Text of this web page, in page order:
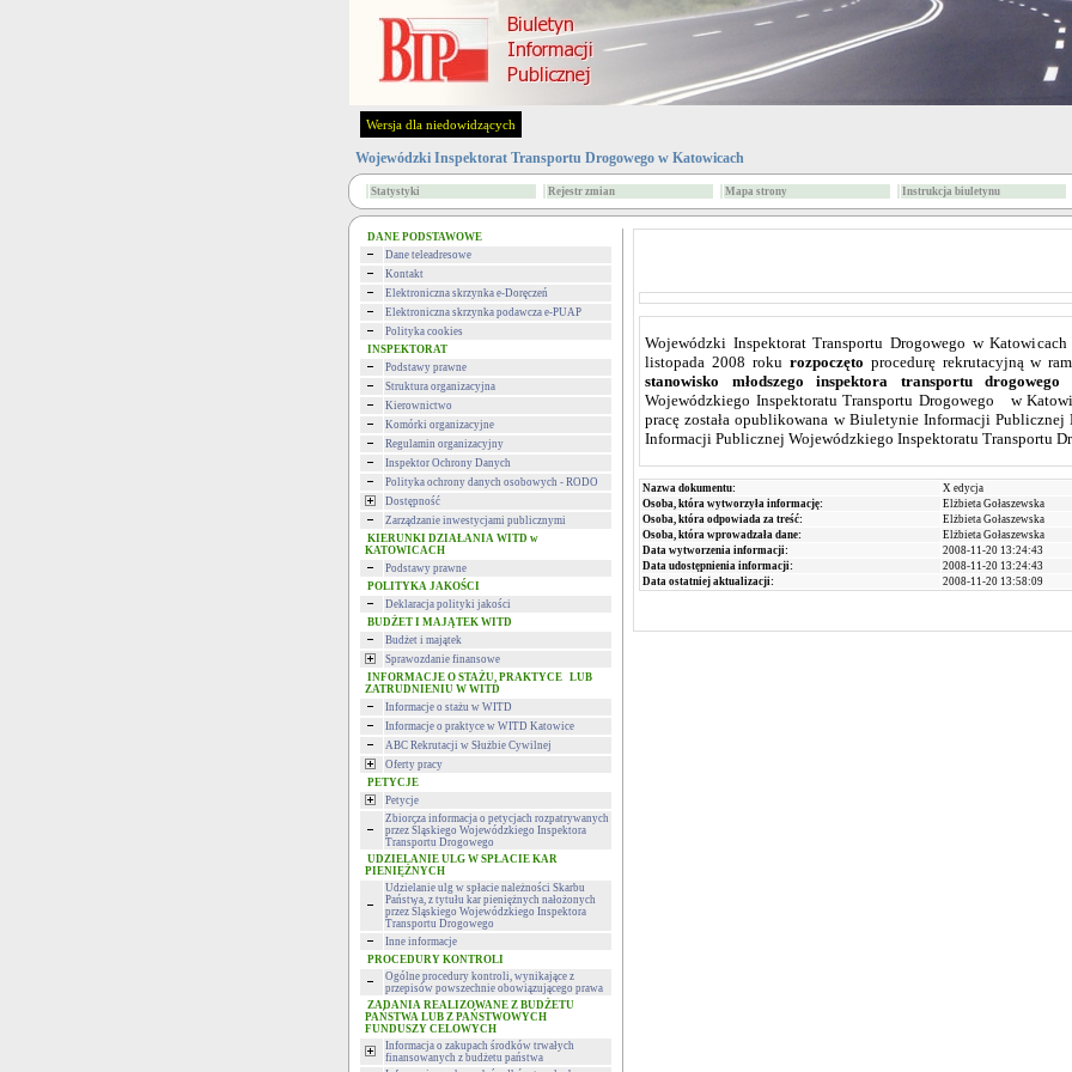
Wersja dla niedowidzących
Wojewódzki Inspektorat Transportu Drogowego w Katowicach
Statystyki Rejestr zmian Mapa strony Instrukcja biuletynu
DANE PODSTAWOWE
Dane teleadresowe
Kontakt
Elektroniczna skrzynka e-Doręczeń
Elektroniczna skrzynka podawcza e-PUAP
Polityka cookies
INSPEKTORAT
Podstawy prawne
Struktura organizacyjna
Kierownictwo
Komórki organizacyjne
Regulamin organizacyjny
Inspektor Ochrony Danych
Polityka ochrony danych osobowych - RODO
Dostępność
Zarządzanie inwestycjami publicznymi
KIERUNKI DZIAŁANIA WITD w
KATOWICACH
Podstawy prawne
POLITYKA JAKOŚCI
Deklaracja polityki jakości
BUDŻET I MAJĄTEK WITD
Budżet i majątek
Sprawozdanie finansowe
INFORMACJE O STAŻU, PRAKTYCE LUB
ZATRUDNIENIU W WITD
Informacje o stażu w WITD
Informacje o praktyce w WITD Katowice
ABC Rekrutacji w Służbie Cywilnej
Oferty pracy
PETYCJE
Petycje
Zbiorcza informacja o petycjach rozpatrywanych
przez Śląskiego Wojewódzkiego Inspektora
Transportu Drogowego
UDZIELANIE ULG W SPŁACIE KAR
PIENIĘŻNYCH
Udzielanie ulg w spłacie należności Skarbu
Państwa, z tytułu kar pieniężnych nałożonych
przez Śląskiego Wojewódzkiego Inspektora
Transportu Drogowego
Inne informacje
PROCEDURY KONTROLI
Ogólne procedury kontroli, wynikające z
przepisów powszechnie obowiązującego prawa
ZADANIA REALIZOWANE Z BUDŻETU
PAŃSTWA LUB Z PAŃSTWOWYCH
FUNDUSZY CELOWYCH
Informacja o zakupach środków trwałych
finansowanych z budżetu państwa
Wojewódzki Inspektorat Transportu Drogowego w
listopada 2008 roku rozpoczęto procedurę rekrutacyjną w
stanowisko młodszego inspektora transportu drogowego
Wojewódzkiego Inspektoratu Transportu Drogowego w
pracę została opublikowana w Biuletynie Informacji
Informacji Publicznej Wojewódzkiego Inspektoratu Transportu
Nazwa dokumentu:
X edycja
Osoba, która wytworzyła informację:
Elżbieta Gołaszewska
Osoba, która odpowiada za treść:
Elżbieta Gołaszewska
Osoba, która wprowadzała dane:
Elżbieta Gołaszewska
Data wytworzenia informacji:
2008-11-20 13:24:43
Data udostępnienia informacji:
2008-11-20 13:24:43
Data ostatniej aktualizacji:
2008-11-20 13:58:09